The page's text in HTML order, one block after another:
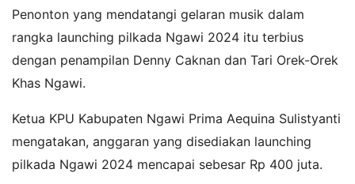
Penonton yang mendatangi gelaran musik dalam
rangka launching pilkada Ngawi 2024 itu terbius
dengan penampilan Denny Caknan dan Tari Orek-Orek
Khas Ngawi.
Ketua KPU Kabupaten Ngawi Prima Aequina Sulistyanti
mengatakan, anggaran yang disediakan launching
pilkada Ngawi 2024 mencapai sebesar Rp 400 juta.